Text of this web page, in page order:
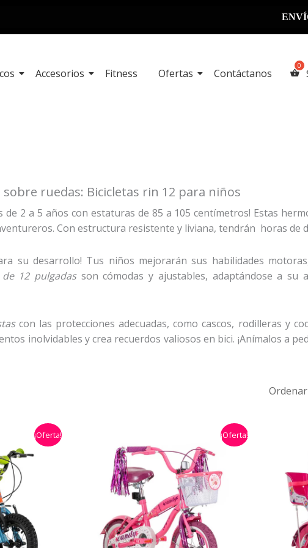
ENVÍOS
Accesorios Fitness Ofertas Contáctanos
ruedas: Bicicletas rin 12 para niños
2 a 5 años con estaturas de 85 a 105 centímetros! Estas
Con estructura resistente y liviana, tendrán horas de
su desarrollo! Tus niños mejorarán sus habilidades
12 pulgadasson cómodas y ajustables, adaptándose a su
con las protecciones adecuadas, como cascos, rodilleras y
inolvidables y crea recuerdos valiosos en bici. ¡Anímalos a
¡Oferta!
precio
actual
$299.900,00.
¡Oferta!
original
era:
$449.900,00.
precio
actual
es:
$349.900,00.